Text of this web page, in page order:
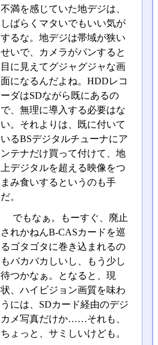
不満を感じていた地デジは、
しばらくマタいでもいい気が
するな。地デジは帯域が狭い
せいで、カメラがパンすると
目に見えてグジャグジャな画
面になるんだよね。HDDレコ
ーダはSDながら既にあるの
で、無理に導入する必要はな
い。それよりは、既に付いて
いるBSデジタルチューナにア
ンテナだけ買って付けて、地
上デジタルを超える映像をつ
まみ食いするというのも手
だ。
でもなぁ。もーすぐ、廃止
されかねんB-CASカードを巡
るゴタゴタに巻き込まれるの
もバカバカしいし、もう少し
待つかなぁ。となると、現
状、ハイビジョン画質を味わ
うには、SDカード経由のデジ
カメ写真だけか……それも、
ちょっと、サミしいけども。